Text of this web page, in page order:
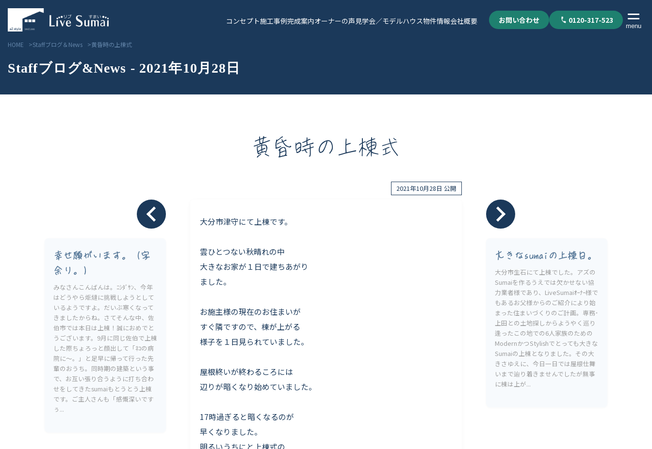
コンセプト施工事例完成案内オーナーの声見学会／モデルハウス物件情報会社概要 お問い合わせ 0120-317-523
menu
よくいただくご質問
個人情報保護方針
HOME Staffブログ＆News 黄昏時の上棟式
Staffブログ&News - 2021年10月28日
黄昏時の上棟式
2021年10月28日 公開
大分市津守にて上棟です。
雲ひとつない秋晴れの中
大きなお家が１日で建ちあがり
ました。
お施主様の現在のお住まいが
すぐ隣ですので、棟が上がる
様子を１日見られていました。
屋根終いが終わるころには
辺りが暗くなり始めていました。
17時過ぎると暗くなるのが
早くなりました。
幸せ願がいます。（字
余り。）
みなさんこんばんは。ﾆｼﾀﾞｻﾝ、今年
はどうやら炬燵に挑戦しようとして
いるようですよ。だいぶ寒くなって
きましたからね。さてそんな中、佐
伯市では本日は上棟！誠におめでと
うございます。9月に同じ佐伯で上棟
した際ちょろっと顔出して「ﾈｺの病
院に〜。」と足早に帰って行った先
輩のおうち。同時期の建築という事
で、お互い張り合うように打ち合わ
せをしてきたsumaiもとうとう上棟
です。ご主人さんも「感慨深いです
ぅ...
大きなsumaiの上棟日。
大分市生石にて上棟でした。アズの
Sumaiを作るうえでは欠かせない協
力業者様であり、LiveSumaiｵｰﾅｰ様で
もあるお父様からのご紹介により始
まった住まいづくりのご計画。専務･
上田との土地探しからようやく巡り
逢ったこの地での6人家族のための
ModernかつStylishでとっても大きな
Sumaiの上棟となりました。その大
きさゆえに、今日一日では屋根仕舞
いまで辿り着きませんでしたが無事
に棟は上が...